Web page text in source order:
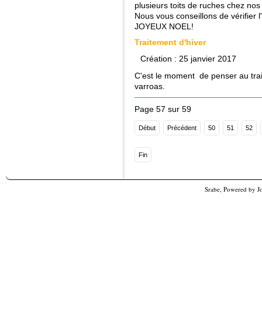
plusieurs toits de ruches chez
Nous vous conseillons de vérifier
JOYEUX NOEL!
Traitement d'hiver
Création : 25 janvier 2017
C'est le moment de penser au
varroas.
Page 57 sur 59
Début Précédent 50 51 52
Fin
Srabe, Powered by